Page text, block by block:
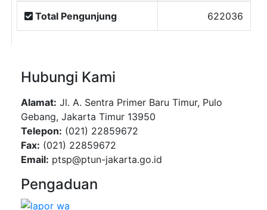
Total Pengunjung 622036
Hubungi Kami
Alamat: Jl. A. Sentra Primer Baru Timur, Pulo
Gebang, Jakarta Timur 13950
Telepon: (021) 22859672
Fax: (021) 22859672
Email: ptsp@ptun-jakarta.go.id
Pengaduan